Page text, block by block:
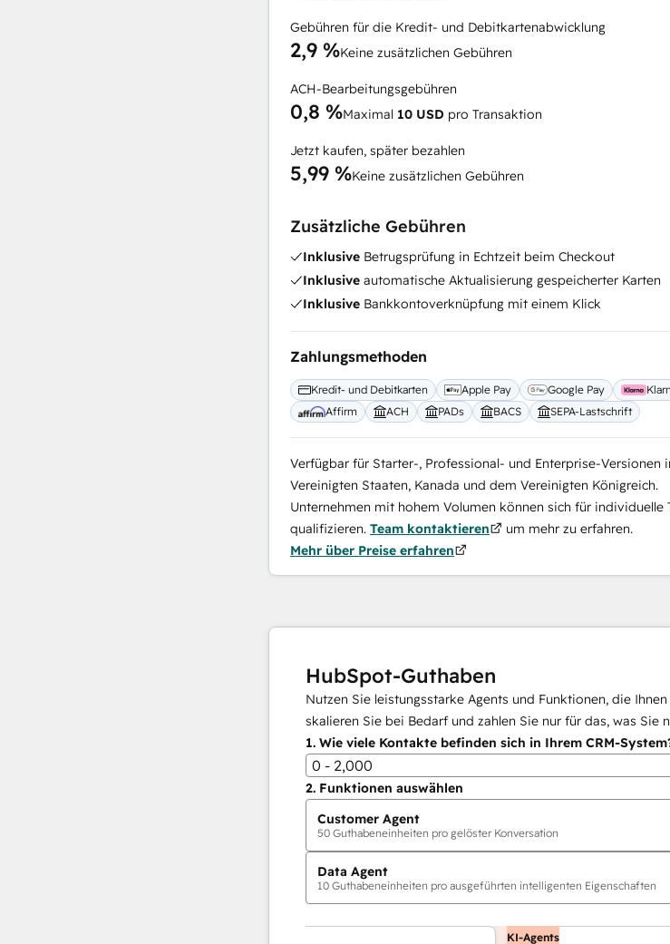
Gebühren für die Kredit- und Debitkartenabwicklung
2,9 %Keine zusätzlichen Gebühren
ACH-Bearbeitungsgebühren
0,8 %Maximal 10 USD pro Transaktion
Jetzt kaufen, später bezahlen
5,99 %Keine zusätzlichen Gebühren
Zusätzliche Gebühren
Inklusive Betrugsprüfung in Echtzeit beim Checkout
Inklusive automatische Aktualisierung gespeicherter Karten
Inklusive Bankkontoverknüpfung mit einem Klick
Zahlungsmethoden
Kredit- und Debitkarten Apple Pay Google Pay
Affirm
ACH PADs BACS SEPA-Lastschrift
Verfügbar für Starter-, Professional- und Enterprise-Versionen
Vereinigten Staaten, Kanada und dem Vereinigten Königreich.
Unternehmen mit hohem Volumen können sich für individuelle
qualifizieren. Team kontaktieren
um mehr zu erfahren.
Mehr über Preise erfahren
HubSpot-Guthaben
Nutzen Sie leistungsstarke Agents und Funktionen, die
skalieren Sie bei Bedarf und zahlen Sie nur für das, was Sie
1. Wie viele Kontakte befinden sich in Ihrem CRM-
0 - 2,000
2. Funktionen auswählen
Customer Agent
50 Guthabeneinheiten pro gelöster Konversation
Data Agent
10 Guthabeneinheiten pro ausgeführten intelligenten Eigenschaften
KI-Agents